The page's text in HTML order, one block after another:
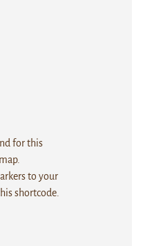
for this
to your
shortcode.